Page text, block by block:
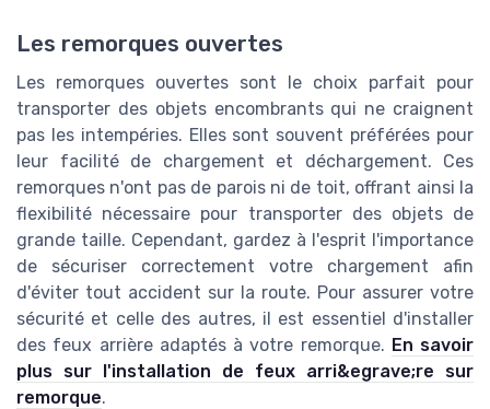
Les remorques ouvertes
Les remorques ouvertes sont le choix parfait pour
transporter des objets encombrants qui ne craignent
pas les intempéries. Elles sont souvent préférées pour
leur facilité de chargement et déchargement. Ces
remorques n'ont pas de parois ni de toit, offrant ainsi la
flexibilité nécessaire pour transporter des objets de
grande taille. Cependant, gardez à l'esprit l'importance
de sécuriser correctement votre chargement afin
d'éviter tout accident sur la route. Pour assurer votre
sécurité et celle des autres, il est essentiel d'installer
des feux arrière adaptés à votre remorque. En savoir
plus sur l'installation de feux arri&egrave;re sur
remorque.